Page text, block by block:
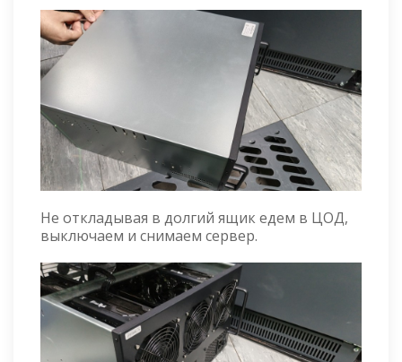
Не откладывая в долгий ящик едем в ЦОД,
выключаем и снимаем сервер.